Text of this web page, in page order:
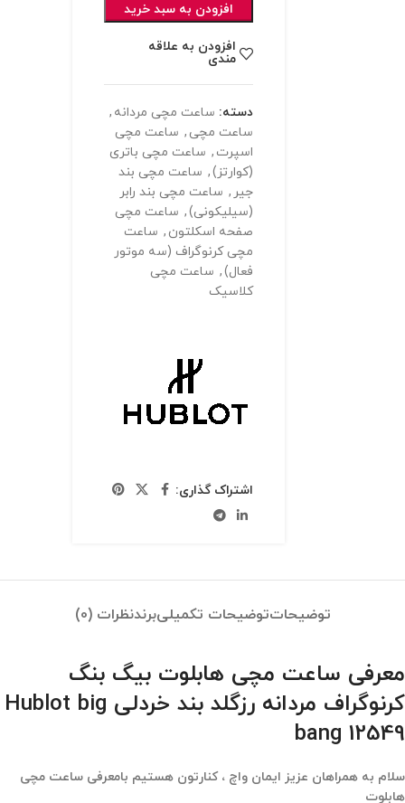
افزودن به سبد خرید
افزودن به علاقه
مندی
دسته: ساعت مچی مردانه ,
ساعت مچی , ساعت مچی
اسپرت , ساعت مچی باتری
(کوارتز), ساعت مچی بند
جیر , ساعت مچی بند رابر
(سیلیکونی), ساعت مچی
صفحه اسکلتون , ساعت
مچی کرنوگراف (سه موتور
فعال), ساعت مچی
کلاسیک
اشتراک گذاری:
توضیحاتتوضیحات تکمیلیبرندنظرات (0)
معرفی ساعت مچی هابلوت بیگ بنگ
کرنوگراف مردانه رزگلد بند خردلی Hublot big
bang 12549
سلام به همراهان عزیز ایمان واچ ، کنارتون هستیم بامعرفی ساعت مچی
هابلوت